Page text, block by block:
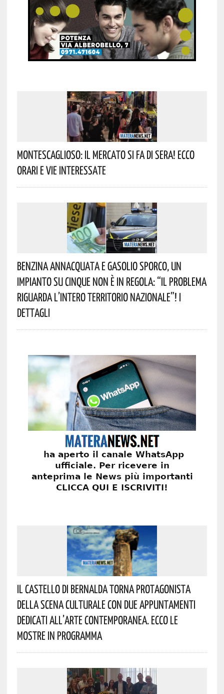
Montescaglioso: Il Mercato Si Fa Di Sera! Ecco
Orari E Vie Interessate
Benzina Annacquata E Gasolio Sporco, Un
Impianto Su Cinque Non È In Regola: “il Problema
Riguarda L’intero Territorio Nazionale”! I
Dettagli
Il Castello Di Bernalda Torna Protagonista
Della Scena Culturale Con Due Appuntamenti
Dedicati All’arte Contemporanea. Ecco Le
Mostre In Programma